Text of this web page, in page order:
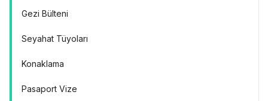
Gezi Bülteni
Seyahat Tüyoları
Konaklama
Pasaport Vize